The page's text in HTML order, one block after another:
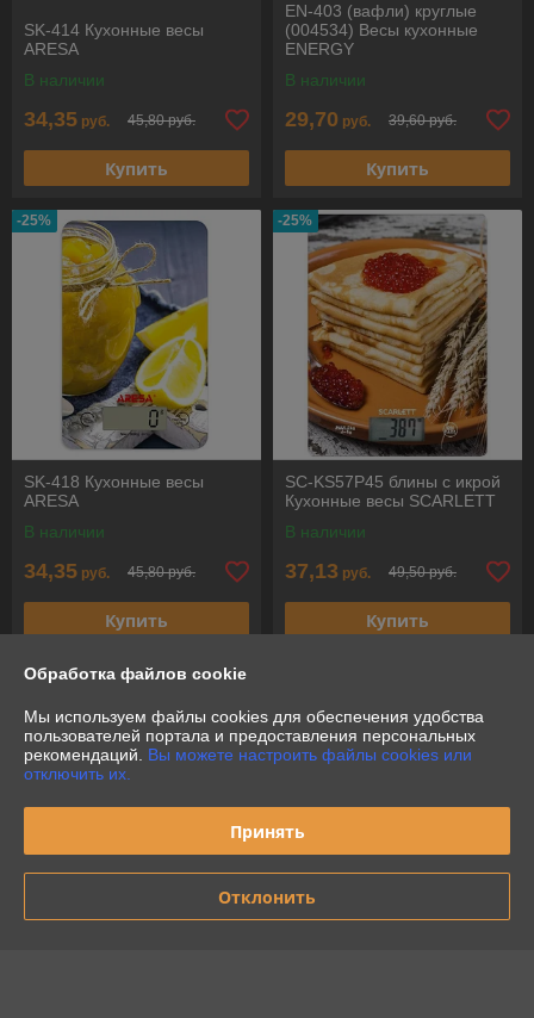
SK-414 Кухонные весы
ARESA
В наличии
34,35 руб. 45,80 руб.
Купить
EN-403 (вафли) круглые
(004534) Весы кухонные
ENERGY
В наличии
29,70 руб. 39,60 руб.
Купить
-25%
SK-418 Кухонные весы
ARESA
В наличии
34,35 руб. 45,80 руб.
Купить
-25%
SC-KS57P45 блины с икрой
Кухонные весы SCARLETT
В наличии
37,13 руб. 49,50 руб.
Купить
Показать ещё
О нас
Работает с 06.04.2018
Кульман, Минск, Беларусь
Обработка файлов cookie
Мы используем файлы cookies для обеспечения удобства
пользователей портала и предоставления персональных
рекомендаций. Вы можете настроить файлы cookies или
отключить их.
Принять
Отклонить